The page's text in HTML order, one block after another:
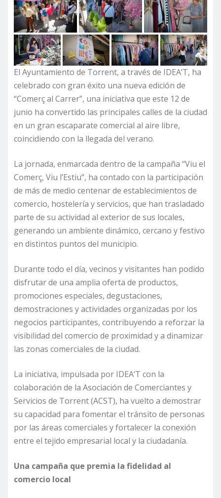
El Ayuntamiento de Torrent, a través de IDEA’T, ha
celebrado con gran éxito una nueva edición de
“Comerç al Carrer”, una iniciativa que este 12 de
junio ha convertido las principales calles de la ciudad
en un gran escaparate comercial al aire libre,
coincidiendo con la llegada del verano.
La jornada, enmarcada dentro de la campaña “Viu el
Comerç, Viu l’Estiu”, ha contado con la participación
de más de medio centenar de establecimientos de
comercio, hostelería y servicios, que han trasladado
parte de su actividad al exterior de sus locales,
generando un ambiente dinámico, cercano y festivo
en distintos puntos del municipio.
Durante todo el día, vecinos y visitantes han podido
disfrutar de una amplia oferta de productos,
promociones especiales, degustaciones,
demostraciones y actividades organizadas por los
negocios participantes, contribuyendo a reforzar la
visibilidad del comercio de proximidad y a dinamizar
las zonas comerciales de la ciudad.
La iniciativa, impulsada por IDEA’T con la
colaboración de la Asociación de Comerciantes y
Servicios de Torrent (ACST), ha vuelto a demostrar
su capacidad para fomentar el tránsito de personas
por las áreas comerciales y fortalecer la conexión
entre el tejido empresarial local y la ciudadanía.
Una campaña que premia la fidelidad al
comercio local